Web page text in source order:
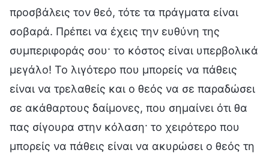
προσβάλεις τον θεό, τότε τα πράγματα είναι
σοβαρά. Πρέπει να έχεις την ευθύνη της
συμπεριφοράς σου· το κόστος είναι υπερβολικά
μεγάλο! Το λιγότερο που μπορείς να πάθεις
είναι να τρελαθείς και ο θεός να σε παραδώσει
σε ακάθαρτους δαίμονες, που σημαίνει ότι θα
πας σίγουρα στην κόλαση· το χειρότερο που
μπορείς να πάθεις είναι να ακυρώσει ο θεός τη